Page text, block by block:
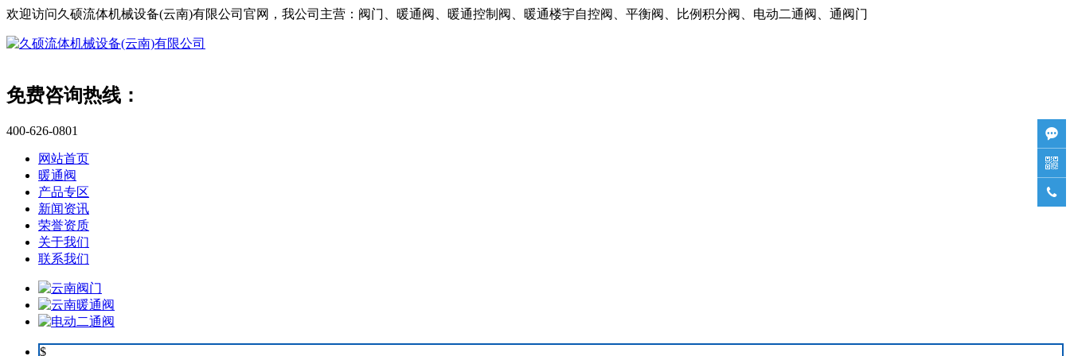
欢迎访问久硕流体机械设备(云南)有限公司官网，我公司主营：阀门、暖通阀、暖通控制阀、暖通楼宇自控阀、平衡阀、比例积分阀、电动二通阀、通阀门
免费咨询热线：
400-626-0801
网站首页
暖通阀
产品专区
新闻资讯
荣誉资质
关于我们
联系我们
$


